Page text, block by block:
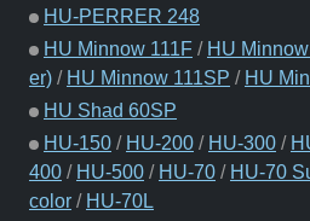
HU-PERRER 248
HU Minnow 111F / HU
er) / HU Minnow 111SP / HU
HU Shad 60SP
HU-150 / HU-200 / HU-300 /
400 / HU-500 / HU-70 / HU-70
color / HU-70L